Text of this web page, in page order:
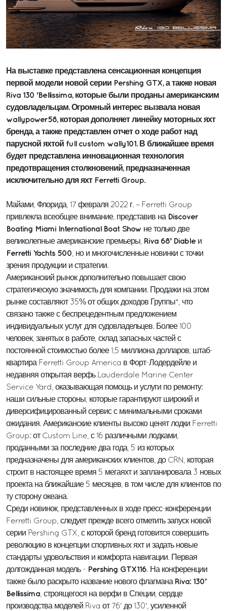
На выставке представлена сенсационная концепция
первой модели новой серии Pershing GTX, а также ​новая
Riva 130 'Bellissima, которые были проданы американским
судовладельцам. Огромный интерес вызвала новая
wallypower58, которая дополняет линейку моторных яхт
бренда, а также представлен отчет о ходе работ над
парусной яхтой full custom wally101. В ближайшее время
будет представлена инновационная технология
предотвращения столкновений, предназначенная
исключительно для яхт Ferretti Group.
Майами, Флорида, 17 февраля 2022 г. – Ferretti Group
привлекла всеобщее внимание, представив на Discover
Boating Miami International Boat Show не только две
великолепные американские премьеры,
Riva 68’ Diable и
Ferretti Yachts 500 , но и многочисленные новинки с точки
зрения продукции и стратегии.
Американский рынок дополнительно повышает свою
стратегическую значимость для компании. Продажи на этом
рынке составляют 35% от общих доходов Группы*, что
связано также с беспрецедентным предложением
индивидуальных услуг для судовладельцев. Более 100
человек, занятых в работе, склад запасных частей с
постоянной стоимостью более 1,5 миллиона долларов, штаб-
квартира Ferretti Group America в Форт-Лодердейле и
недавняя открытая верфь Lauderdale Marine Center
Service Yard, оказывающая помощь и услуги по ремонту:
наши сильные стороны, которые гарантируют широкий и
диверсифицированный сервис с минимальными сроками
ожидания. Американские клиенты высоко ценят лодки Ferretti
Group: от Custom Line, с 16 различными лодками,
проданными за последние два года, 5 из которых
предназначены для американских клиентов, до CRN, которая
строит в настоящее время 5 мегаяхт и запланировала 3 новых
проекта на ближайшие 5 месяцев, в том числе для клиентов по
ту сторону океана.
Среди новинок, представленных в ходе пресс-конференции
Ferretti Group, следует прежде всего отметить запуск новой
серии Pershing GTX, с которой бренд готовится совершить
революцию в концепции спортивных яхт и задать новые
стандарты удовольствия и комфорта навигации. Первая
долгожданная модель - Pershing GTX116. На конференции
также было раскрыто название нового флагмана Riva: 130’
Bellissima , строящегося на верфи в Специи, сердце
производства моделей Riva от 76' до 130', усиленной